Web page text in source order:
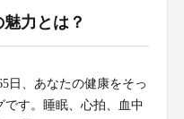
魅力とは？
日、あなたの健康をそっ
です。睡眠、心拍、血中